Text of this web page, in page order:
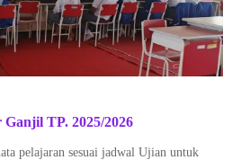
TP. 2025/2026
pelajaran sesuai jadwal Ujian untuk